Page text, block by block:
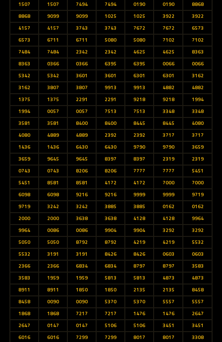
1507
1507 7494 7494 0190 0190
8868
8868
9099 9099 1025 1025 3922
3922
4157
4157 3743 3743 7672 7672
6573
6573
6711 6711 5080 5080 7102
7102
7484
7484 2342 2342 4625 4625
8363
8363
0366 0366 6395 6395 0066
0066
5342
5342 3601 3601 6301 6301
3162
3162
3807 3807 9913 9913 4882
4882
1375
1375 2291 2291 9218 9218
1994
1994
0057 0057 7513 7513 3348
3348
3581
3581 8400 8400 8445 8445
4080
4080
4889 4889 2392 2392 3717
3717
1436
1436 6430 6430 9790 9790
3659
3659
9645 9645 8397 8397 2319
2319
0743
0743 8206 8206 7777 7777
5451
5451
8581 8581 4172 4172 7000
7000
6098
6098 9216 9216 9999 9999
9719
9719
3242 3242 3885 3885 0162
0162
2000
2000 3638 3638 4128 4128
9964
9964
0086 0086 9904 9904 3292
3292
5050
5050 8792 8792 4219 4219
5532
5532
3191 3191 8426 8426 0603
0603
2366
2366 6834 6834 8797 8797
3583
3583
1959 1959 5813 5813 4873
4873
8911
8911 1850 1850 2135 2135
8458
8458
0090 0090 5370 5370 5557
5557
1868
1868 7217 7217 1476 1476
2647
2647
0147 0147 5106 5106 3451
3451
6016
6016 7299 7299 8017 8017
3308